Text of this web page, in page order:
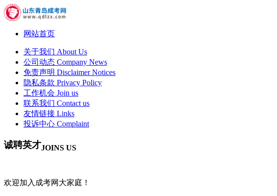
网站首页
关于我们 About Us
公司动态 Company News
免责声明 Disclaimer Notices
隐私条款 Privacy Policy
工作机会 Join us
联系我们 Contact us
友情链接 Links
投诉中心 Complaint
诚聘英才JOINS US
欢迎加入成考网大家庭！